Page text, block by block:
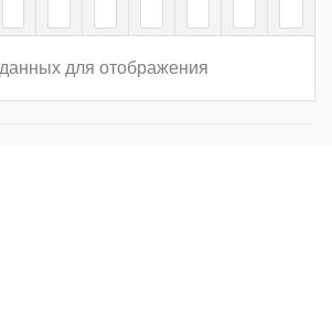
для отображения